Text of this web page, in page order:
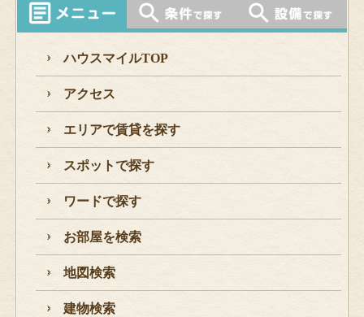
ハウスマイルTOP
アクセス
エリアで賃貸を探す
スポットで探す
ワードで探す
お部屋を検索
地図検索
建物検索